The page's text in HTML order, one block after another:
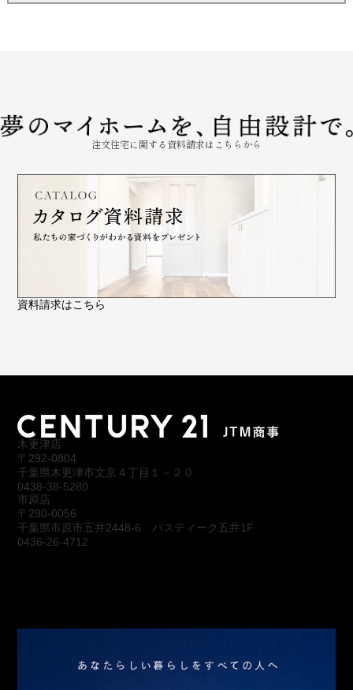
注文住宅に関する資料請求はこちらから
資料請求はこちら
木更津店
〒292-0804
千葉県木更津市文京４丁目１－２０
0438-38-5280
市原店
〒290-0056
千葉県市原市五井2448-6 パスティーク五井1F
0436-26-4712